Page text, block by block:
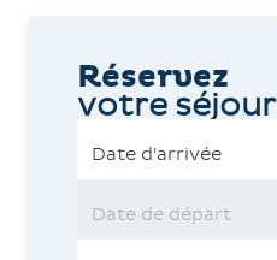
Réservez
votre séjour